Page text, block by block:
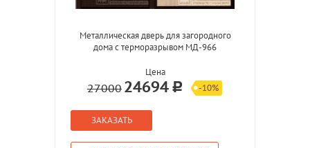
Металлическая дверь для загородного
дома с терморазрывом МД-966
Цена
27000 24694 -10%
ЗАКАЗАТЬ